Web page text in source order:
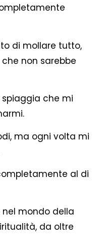
di mollare tutto,
non sarebbe
spiaggia che mi
ma ogni volta mi
al di
nel mondo della
da oltre